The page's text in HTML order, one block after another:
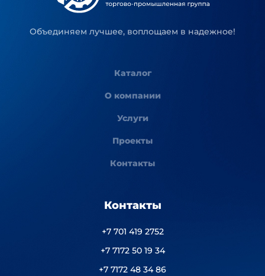
Объединяем лучшее, воплощаем в надежное!
Каталог
О компании
Услуги
Проекты
Контакты
Контакты
+7 701 419 2752
+7 7172 50 19 34
+7 7172 48 34 86